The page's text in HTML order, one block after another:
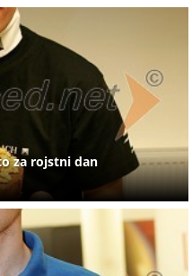
za rojstni dan